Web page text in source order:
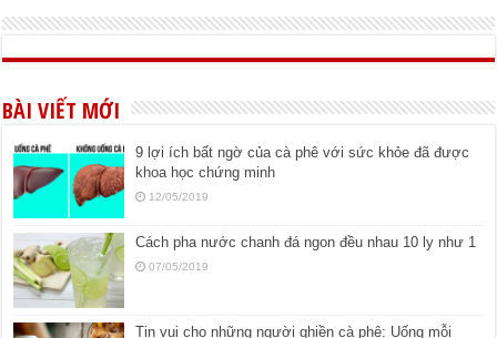
BÀI VIẾT MỚI
9 lợi ích bất ngờ của cà phê với sức khỏe đã được
khoa học chứng minh
12/05/2019
Cách pha nước chanh đá ngon đều nhau 10 ly như 1
07/05/2019
Tin vui cho những người ghiền cà phê: Uống mỗi